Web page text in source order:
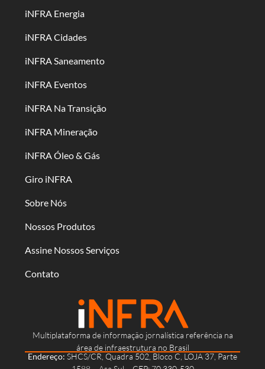
Multiplataforma de informação jornalística referência na
área de infraestrutura no Brasil
Endereço: SHCS/CR, Quadra 502, Bloco C, LOJA 37, Parte
iNFRA Energia
iNFRA Cidades
iNFRA Saneamento
iNFRA Eventos
iNFRA Na Transição
iNFRA Mineração
iNFRA Óleo & Gás
Giro iNFRA
Sobre Nós
Nossos Produtos
Assine Nossos Serviços
Contato